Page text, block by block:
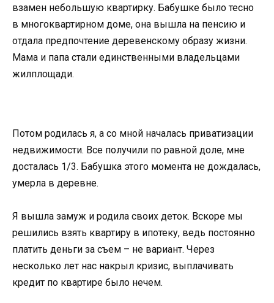
взамен небольшую квартирку. Бабушке было тесно
в многоквартирном доме, она вышла на пенсию и
отдала предпочтение деревенскому образу жизни.
Мама и папа стали единственными владельцами
жилплощади.
Потом родилась я, а со мной началась приватизации
недвижимости. Все получили по равной доле, мне
досталась 1/3. Бабушка этого момента не дождалась,
умерла в деревне.
Я вышла замуж и родила своих деток. Вскоре мы
решились взять квартиру в ипотеку, ведь постоянно
платить деньги за съем – не вариант. Через
несколько лет нас накрыл кризис, выплачивать
кредит по квартире было нечем.